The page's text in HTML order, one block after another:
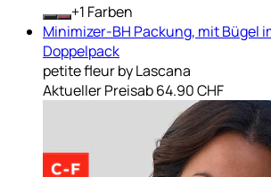
+ Farben
Minimizer-BH Packung, mit Bügel
Doppelpack
petite fleur by Lascana
Aktueller Preisab64.90 CHF